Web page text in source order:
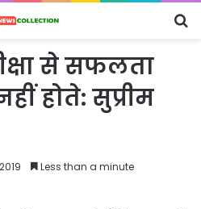
से सफलता
होते: सुप्रीम
Less than a minute